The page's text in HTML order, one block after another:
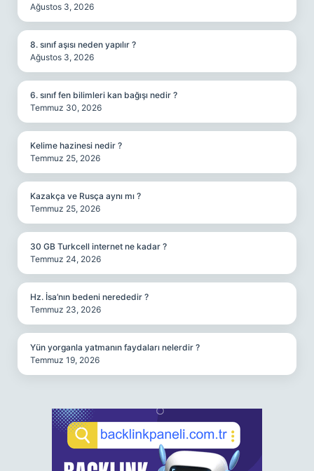
Ağustos 3, 2026
8. sınıf aşısı neden yapılır ?
Ağustos 3, 2026
6. sınıf fen bilimleri kan bağışı nedir ?
Temmuz 30, 2026
Kelime hazinesi nedir ?
Temmuz 25, 2026
Kazakça ve Rusça aynı mı ?
Temmuz 25, 2026
30 GB Turkcell internet ne kadar ?
Temmuz 24, 2026
Hz. İsa’nın bedeni nerededir ?
Temmuz 23, 2026
Yün yorganla yatmanın faydaları nelerdir ?
Temmuz 19, 2026